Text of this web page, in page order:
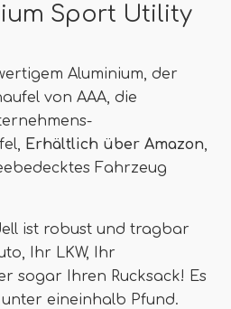
Sport Utility
Aluminium, der
von AAA, die
Erhältlich über Amazon,
Fahrzeug
ist robust und tragbar
Ihr LKW, Ihr
sogar Ihren Rucksack! Es
eineinhalb Pfund.